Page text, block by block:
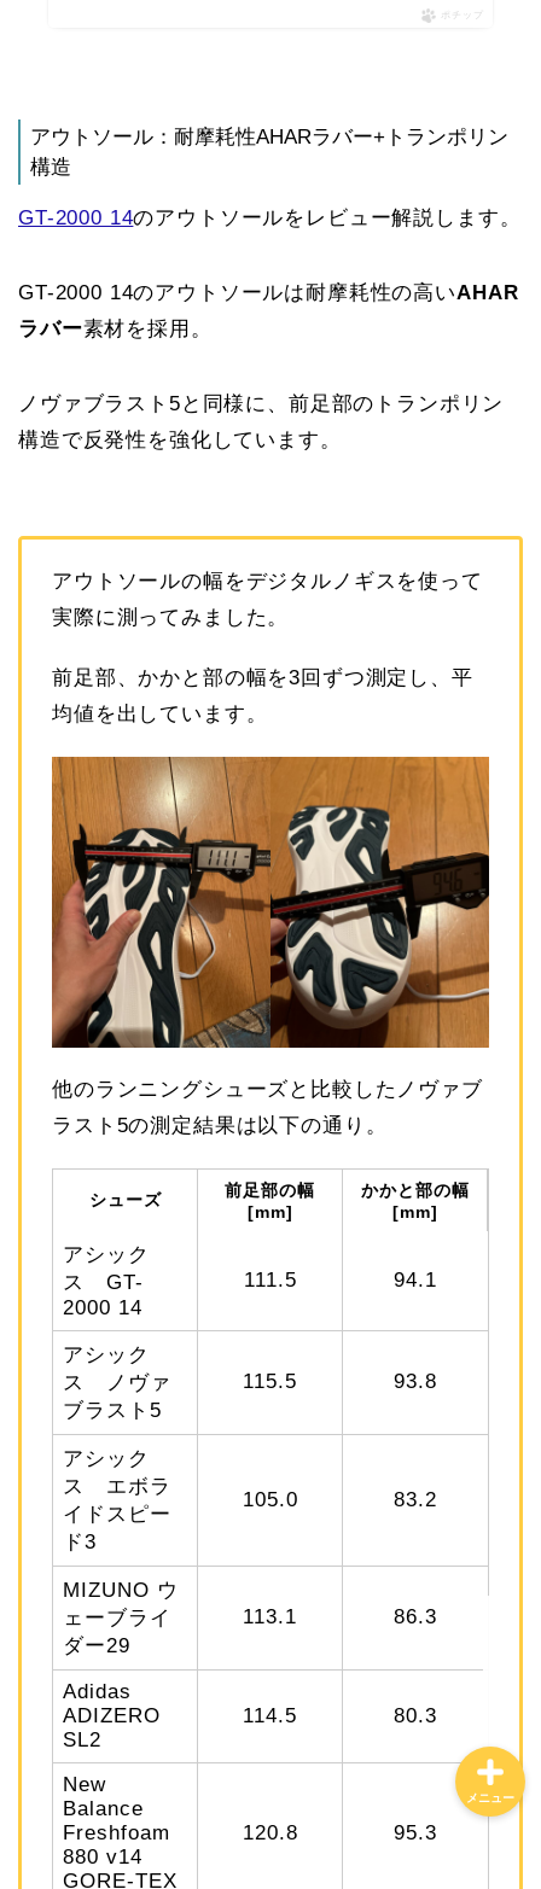
ポチップ
アウトソール：耐摩耗性AHARラバー+トランポリン
構造
GT-2000 14のアウトソールをレビュー解説します。
GT-2000 14のアウトソールは耐摩耗性の高いAHAR
ラバー素材を採用。
ノヴァブラスト5と同様に、前足部のトランポリン
構造で反発性を強化しています。
アウトソールの幅をデジタルノギスを使って
実際に測ってみました。
前足部、かかと部の幅を3回ずつ測定し、平
均値を出しています。
他のランニングシューズと比較したノヴァブ
ラスト5の測定結果は以下の通り。
シューズ
前足部の幅
[mm]
かかと部の幅
[mm]
アシック
ス GT-
2000 14
111.5 94.1
アシック
ス ノヴァ
ブラスト5
115.5 93.8
アシック
ス エボラ
イドスピー
ド3
105.0 83.2
MIZUNO ウ
ェーブライ
ダー29
113.1 86.3
Adidas
ADIZERO
SL2
114.5 80.3
New
Balance
Freshfoam
880 v14
GORE-TEX
120.8 95.3
メニュー
ホーム
特定商取引法に基づく表記
プライバシーポリシー